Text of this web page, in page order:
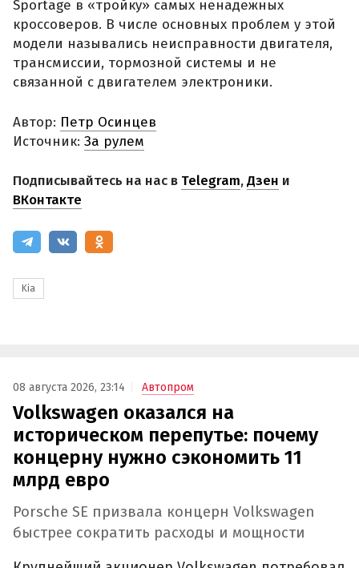
Sportage в «тройку» самых ненадежных
кроссоверов. В числе основных проблем у этой
модели назывались неисправности двигателя,
трансмиссии, тормозной системы и не
связанной с двигателем электроники.
Автор: Петр Осинцев
Источник: За рулем
Подписывайтесь на нас в Telegram,Дзен и
ВКонтакте
Kia
08 августа 2026, 23:14 Автопром
Volkswagen оказался на
историческом перепутье: почему
концерну нужно сэкономить 11
млрд евро
Porsche SE призвала концерн Volkswagen
быстрее сократить расходы и мощности